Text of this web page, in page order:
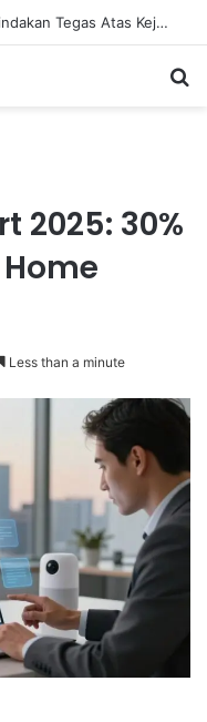
Penangkapan Bandit Curanmor: Tindakan Tegas Atas Kejahatan Sepeda Motor
2025: 30%
Less than a minute